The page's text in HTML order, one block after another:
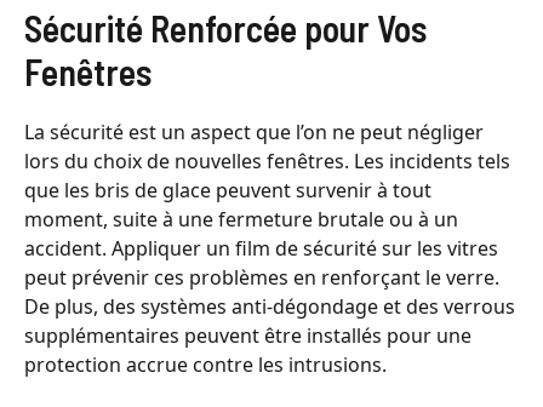
Sécurité Renforcée pour Vos
Fenêtres
La sécurité est un aspect que l’on ne peut négliger
lors du choix de nouvelles fenêtres. Les incidents tels
que les bris de glace peuvent survenir à tout
moment, suite à une fermeture brutale ou à un
accident. Appliquer un film de sécurité sur les vitres
peut prévenir ces problèmes en renforçant le verre.
De plus, des systèmes anti-dégondage et des verrous
supplémentaires peuvent être installés pour une
protection accrue contre les intrusions.